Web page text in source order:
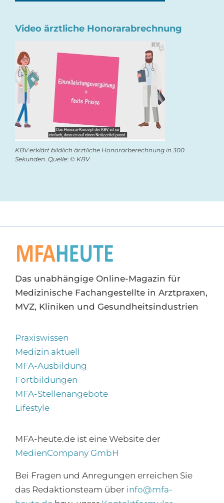
Video ärztliche Honorarabrechnung
KBV erklärt bildlich ärztliche Honorarberechnung in 300
Sekunden. Quelle: © KBV
Das unabhängige Online-Magazin für
Medizinische Fachangestellte in Arztpraxen,
MVZ, Kliniken und Gesundheitsindustrien
Praxiswissen
Medizin aktuell
MFA-Ausbildung
Fortbildungen
MFA-Stellenangebote
Lifestyle
MFA-heute.de ist eine Website der
MedienCompany GmbH
Bei Fragen und Anregungen erreichen Sie
das Redaktionsteam über info@mfa-
Abonnieren Sie den
MFA-Newsletter!